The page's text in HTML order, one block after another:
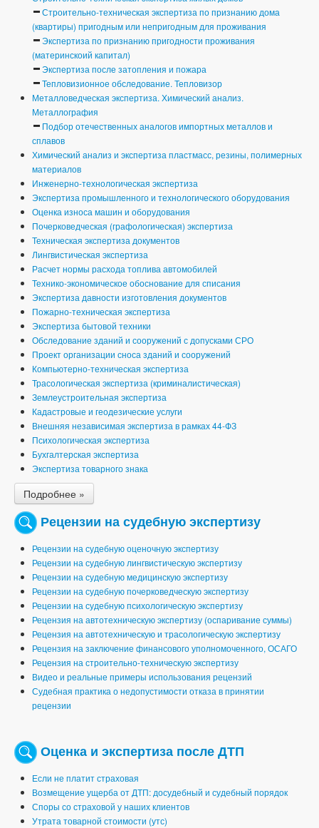
Строительно-техническая экспертиза по признанию дома
(квартиры) пригодным или непригодным для проживания
Экспертиза по признанию пригодности проживания
(материнскоий капитал)
Экспертиза после затопления и пожара
Тепловизионное обследование. Тепловизор
Металловедческая экспертиза. Химический анализ.
Металлография
Подбор отечественных аналогов импортных металлов и
сплавов
Химический анализ и экспертиза пластмасс, резины, полимерных
материалов
Инженерно-технологическая экспертиза
Экспертиза промышленного и технологического оборудования
Оценка износа машин и оборудования
Почерковедческая (графологическая) экспертиза
Техническая экспертиза документов
Лингвистическая экспертиза
Расчет нормы расхода топлива автомобилей
Технико-экономическое обоснование для списания
Экспертиза давности изготовления документов
Пожарно-техническая экспертиза
Экспертиза бытовой техники
Обследование зданий и сооружений с допусками СРО
Проект организации сноса зданий и сооружений
Компьютерно-техническая экспертиза
Трасологическая экспертиза (криминалистическая)
Землеустроительная экспертиза
Кадастровые и геодезические услуги
Внешняя независимая экспертиза в рамках 44-ФЗ
Психологическая экспертиза
Бухгалтерская экспертиза
Экспертиза товарного знака
Подробнее »
Рецензии на судебную экспертизу
Рецензии на судебную оценочную экспертизу
Рецензии на судебную лингвистическую экспертизу
Рецензии на судебную медицинскую экспертизу
Рецензии на судебную почерковедческую экспертизу
Рецензии на судебную психологическую экспертизу
Рецензия на автотехническую экспертизу (оспаривание суммы)
Рецензия на автотехническую и трасологическую экспертизу
Рецензия на заключение финансового уполномоченного, ОСАГО
Рецензия на строительно-техническую экспертизу
Видео и реальные примеры использования рецензий
Судебная практика о недопустимости отказа в принятии
рецензии
Оценка и экспертиза после ДТП
Если не платит страховая
Возмещение ущерба от ДТП: досудебный и судебный порядок
Споры со страховой у наших клиентов
Утрата товарной стоимости (утс)